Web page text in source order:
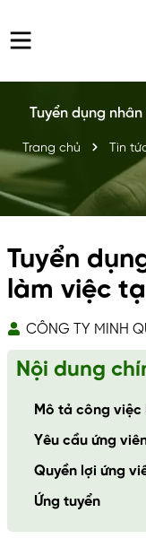
Tuyển dụng
Trang chủ Tin
Tuyển
làm việc
CÔNG TY MINH
Nội dung
Mô tả công việc
Yêu cầu ứng
Quyền lợi ứng
Ứng tuyển